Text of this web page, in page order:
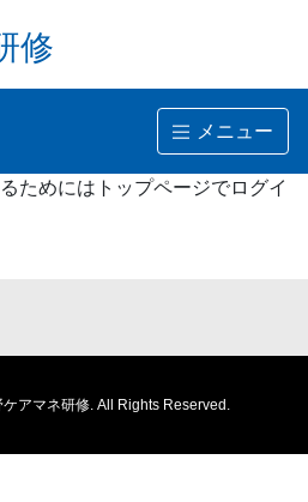
修
メニュー
ためにはトップページでログイ
ケアマネ研修. All Rights Reserved.